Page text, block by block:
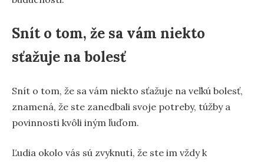
Snít o tom, že sa vám niekto
sťažuje na bolesť
Snít o tom, že sa vám niekto sťažuje na veľkú bolesť,
znamená, že ste zanedbali svoje potreby, túžby a
povinnosti kvôli iným ľuďom.
Ľudia okolo vás sú zvyknutí, že ste im vždy k